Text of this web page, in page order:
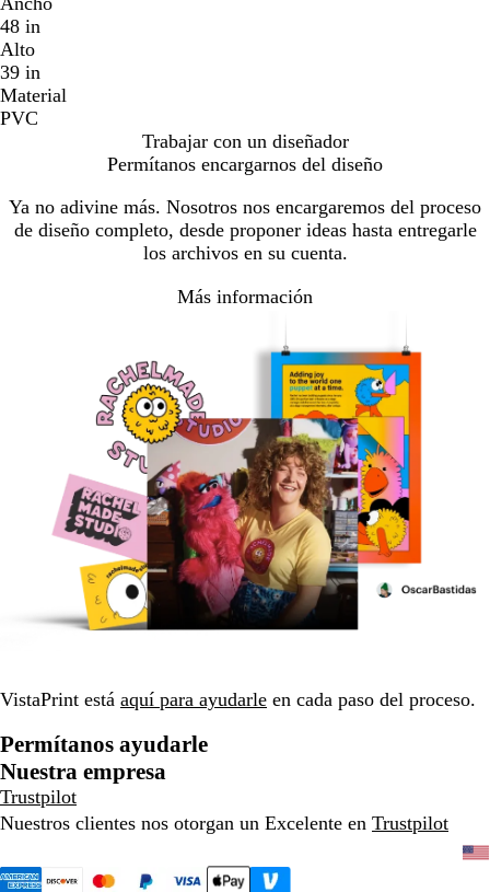
48 in
Alto
39 in
Material
PVC
Trabajar con un diseñador
Permítanos encargarnos del diseño
Ya no adivine más. Nosotros nos encargaremos del proceso
de diseño completo, desde proponer ideas hasta entregarle
los archivos en su cuenta.
Más información
VistaPrint está aquí para ayudarle en cada paso del proceso.
Permítanos ayudarle
Nuestra empresa
Trustpilot
Nuestros clientes nos otorgan un Excelente en Trustpilot